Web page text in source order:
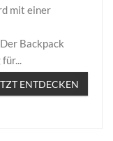
mit einer
Backpack
ENTDECKEN